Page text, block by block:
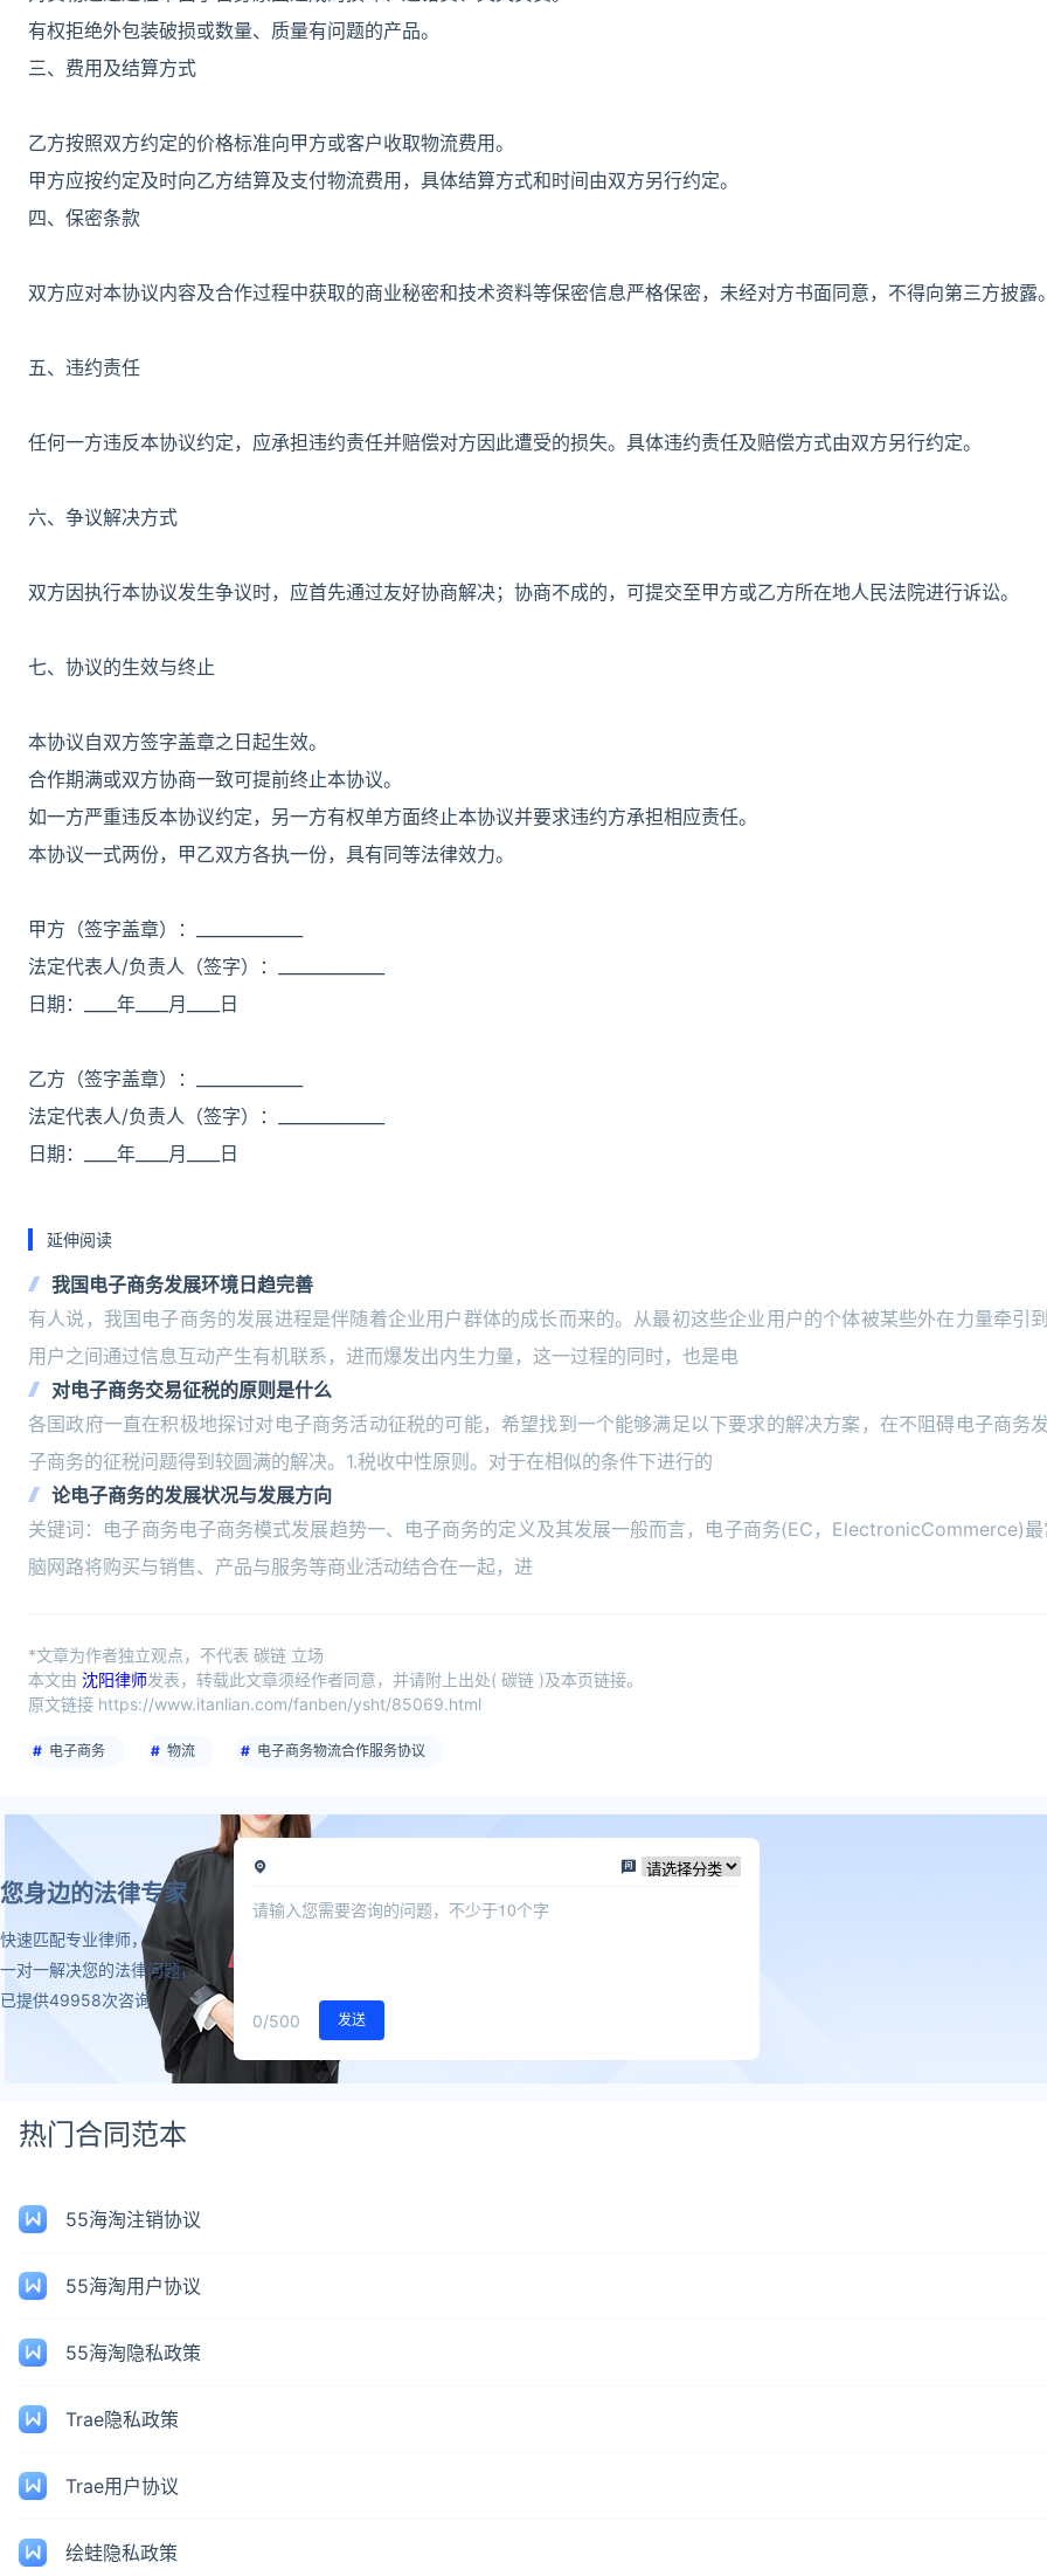
有权拒绝外包装破损或数量、质量有问题的产品。
三、费用及结算方式
乙方按照双方约定的价格标准向甲方或客户收取物流费用。
甲方应按约定及时向乙方结算及支付物流费用，具体结算方式和时间由双方另行约定。
四、保密条款
双方应对本协议内容及合作过程中获取的商业秘密和技术资料等保密信息严格保密，未经对方书面同意，不得向第三方披露
五、违约责任
任何一方违反本协议约定，应承担违约责任并赔偿对方因此遭受的损失。具体违约责任及赔偿方式由双方另行约定。
六、争议解决方式
双方因执行本协议发生争议时，应首先通过友好协商解决；协商不成的，可提交至甲方或乙方所在地人民法院进行诉讼。
七、协议的生效与终止
本协议自双方签字盖章之日起生效。
合作期满或双方协商一致可提前终止本协议。
如一方严重违反本协议约定，另一方有权单方面终止本协议并要求违约方承担相应责任。
本协议一式两份，甲乙双方各执一份，具有同等法律效力。
甲方（签字盖章）：_____________
法定代表人/负责人（签字）：_____________
日期：____年____月____日
乙方（签字盖章）：_____________
法定代表人/负责人（签字）：_____________
日期：____年____月____日
延伸阅读
我国电子商务发展环境日趋完善
有人说，我国电子商务的发展进程是伴随着企业用户群体的成长而来的。从最初这些企业用户的个体被某些外在力量牵引
用户之间通过信息互动产生有机联系，进而爆发出内生力量，这一过程的同时，也是电
对电子商务交易征税的原则是什么
各国政府一直在积极地探讨对电子商务活动征税的可能，希望找到一个能够满足以下要求的解决方案，在不阻碍电子商务
子商务的征税问题得到较圆满的解决。1.税收中性原则。对于在相似的条件下进行的
论电子商务的发展状况与发展方向
关键词：电子商务电子商务模式发展趋势一、电子商务的定义及其发展一般而言，电子商务(EC，ElectronicCommerce)最
脑网路将购买与销售、产品与服务等商业活动结合在一起，进
*文章为作者独立观点，不代表 碳链 立场
本文由 沈阳律师发表，转载此文章须经作者同意，并请附上出处( 碳链 )及本页链接。
原文链接 https://www.itanlian.com/fanben/ysht/85069.html
电子商务 物流 电子商务物流合作服务协议
您身边的法律专家
快速匹配专业律师，
一对一解决您的法律问题，
已提供49958次咨询
0/500 发送
热门合同范本
55海淘注销协议
55海淘用户协议
55海淘隐私政策
Trae隐私政策
Trae用户协议
绘蛙隐私政策